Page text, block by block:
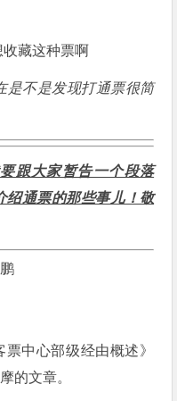
藏这种票啊
是不是发现打通票很简
跟大家暂告一个段落
绍通票的那些事儿！敬
中心部级经由概述》
的文章。